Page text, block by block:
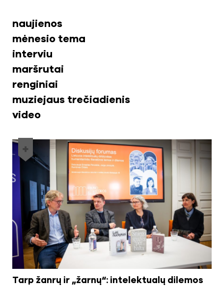
Tarp žanrų ir „žarnų“: intelektualų dilemos
naujienos
mėnesio tema
interviu
maršrutai
renginiai
muziejaus trečiadienis
video